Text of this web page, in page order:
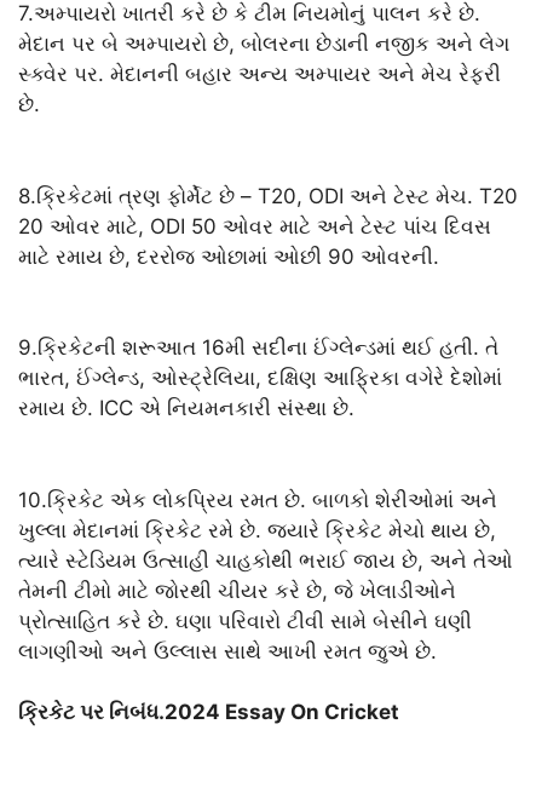
7.અમ્પાયરો ખાતરી કરે છે કે ટીમ નિયમોનું પાલન કરે છે.
મેદાન પર બે અમ્પાયરો છે, બોલરના છેડાની નજીક અને લેગ
સ્ક્વેર પર. મેદાનની બહાર અન્ય અમ્પાયર અને મેચ રેફરી
છે.
8.ક્રિકેટમાં ત્રણ ફોર્મેટ છે – T20, ODI અને ટેસ્ટ મેચ. T20
20 ઓવર માટે, ODI 50 ઓવર માટે અને ટેસ્ટ પાંચ દિવસ
માટે રમાય છે, દરરોજ ઓછામાં ઓછી 90 ઓવરની.
9.ક્રિકેટની શરૂઆત 16મી સદીના ઈંગ્લેન્ડમાં થઈ હતી. તે
ભારત, ઈંગ્લેન્ડ, ઓસ્ટ્રેલિયા, દક્ષિણ આફ્રિકા વગેરે દેશોમાં
રમાય છે. ICC એ નિયમનકારી સંસ્થા છે.
10.ક્રિકેટ એક લોકપ્રિય રમત છે. બાળકો શેરીઓમાં અને
ખુલ્લા મેદાનમાં ક્રિકેટ રમે છે. જ્યારે ક્રિકેટ મેચો થાય છે,
ત્યારે સ્ટેડિયમ ઉત્સાહી ચાહકોથી ભરાઈ જાય છે, અને તેઓ
તેમની ટીમો માટે જોરથી ચીયર કરે છે, જે ખેલાડીઓને
પ્રોત્સાહિત કરે છે. ઘણા પરિવારો ટીવી સામે બેસીને ઘણી
લાગણીઓ અને ઉલ્લાસ સાથે આખી રમત જુએ છે.
ક્રિકેટ પર નિબંધ.2024 Essay On Cricket